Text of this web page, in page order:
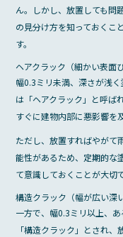
ん。しかし、放置しても問
の見分け方を知っておくこ
す。
ヘアクラック（細かい表面ひ
幅0.3ミリ未満、深さが浅
は「ヘアクラック」と呼ば
すぐに建物内部に悪影響を
ただし、放置すればやがて
能性があるため、定期的な
て意識しておくことが大切で
構造クラック（幅が広い深
一方で、幅0.3ミリ以上、
「構造クラック」とされ